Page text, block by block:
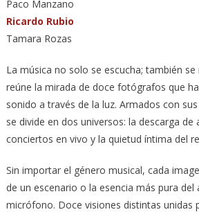
Paco Manzano
Ricardo Rubio
Tamara Rozas
La música no solo se escucha; también
reúne la mirada de doce fotógrafos que
sonido a través de la luz. Armados con
se divide en dos universos: la descarga de
conciertos en vivo y la quietud íntima del
Sin importar el género musical, cada
de un escenario o la esencia más pura del
micrófono. Doce visiones distintas unidas